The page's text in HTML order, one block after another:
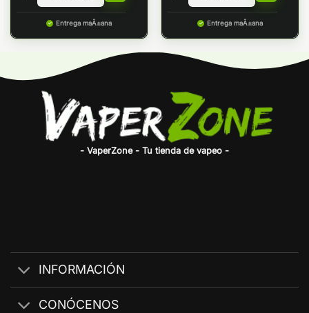
Entrega maÃ±ana Entrega maÃ±ana
- VaperZone - Tu tienda de vapeo -
INFORMACIÓN
CONÓCENOS